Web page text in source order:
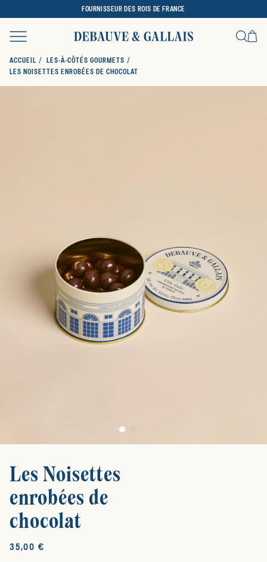
FOURNISSEUR DES ROIS DE FRANCE
ACCUEIL
LES-À-CÔTÉS GOURMETS
LES NOISETTES ENROBÉES DE CHOCOLAT
Les Noisettes
enrobées de
chocolat
Prix
35,00 €